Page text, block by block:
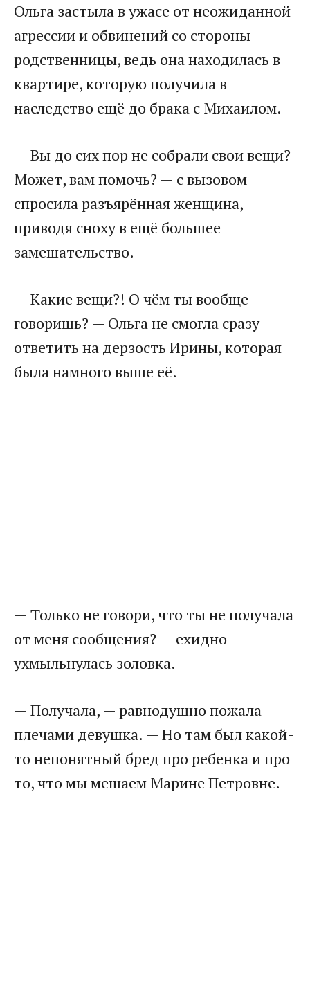
Ольга застыла в ужасе от неожиданной
агрессии и обвинений со стороны
родственницы, ведь она находилась в
квартире, которую получила в
наследство ещё до брака с Михаилом.
— Вы до сих пор не собрали свои вещи?
Может, вам помочь? — с вызовом
спросила разъярённая женщина,
приводя сноху в ещё большее
замешательство.
— Какие вещи?! О чём ты вообще
говоришь? — Ольга не смогла сразу
ответить на дерзость Ирины, которая
была намного выше её.
— Только не говори, что ты не получала
от меня сообщения? — ехидно
ухмыльнулась золовка.
— Получала, — равнодушно пожала
плечами девушка. — Но там был какой-
то непонятный бред про ребенка и про
то, что мы мешаем Марине Петровне.